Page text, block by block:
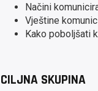
Načini
Vještine
Kako poboljšati
CILJNA SKUPINA